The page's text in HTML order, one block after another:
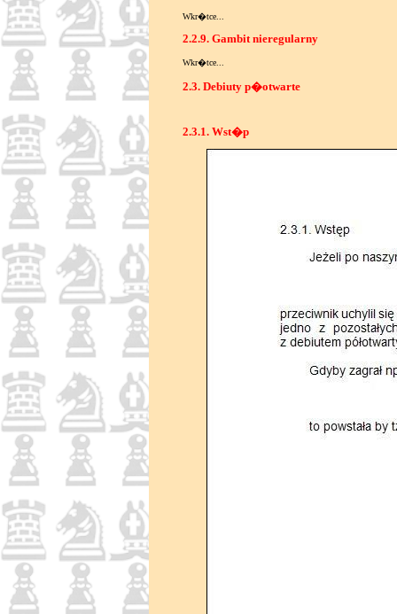
Wkr�tce...
2.2.9. Gambit nieregularny
Wkr�tce...
2.3. Debiuty p�otwarte
2.3.1. Wst�p